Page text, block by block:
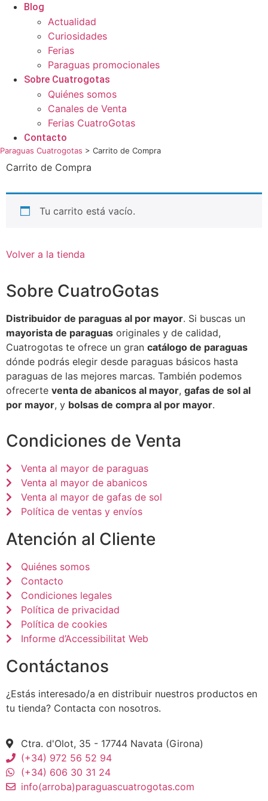
Blog
Actualidad
Curiosidades
Ferias
Paraguas promocionales
Sobre Cuatrogotas
Quiénes somos
Canales de Venta
Ferias CuatroGotas
Contacto
Paraguas Cuatrogotas > Carrito de Compra
Carrito de Compra
Tu carrito está vacío.
Volver a la tienda
Sobre CuatroGotas
Distribuidor de paraguas al por mayor. Si buscas un
mayorista de paraguas originales y de calidad,
Cuatrogotas te ofrece un gran catálogo de paraguas
dónde podrás elegir desde paraguas básicos hasta
paraguas de las mejores marcas. También podemos
ofrecerte venta de abanicos al mayor, gafas de sol al
por mayor, y bolsas de compra al por mayor.
Condiciones de Venta
Venta al mayor de paraguas
Venta al mayor de abanicos
Venta al mayor de gafas de sol
Política de ventas y envíos
Atención al Cliente
Quiénes somos
Contacto
Condiciones legales
Política de privacidad
Política de cookies
Informe d’Accessibilitat Web
Contáctanos
¿Estás interesado/a en distribuir nuestros productos en
tu tienda? Contacta con nosotros.
Ctra. d'Olot, 35 - 17744 Navata (Girona)
(+34) 972 56 52 94
(+34) 606 30 31 24
info(arroba)paraguascuatrogotas.com